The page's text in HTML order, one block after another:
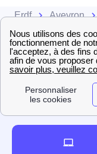
Erdf Aveyron